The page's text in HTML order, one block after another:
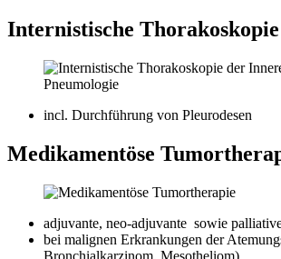
Internistische Thorakoskopie
incl. Durchführung von Pleurodesen
Medikamentöse
adjuvante, neo-adjuvante sowie
bei malignen Erkrankungen der
Bronchialkarzinom, Mesotheliom)